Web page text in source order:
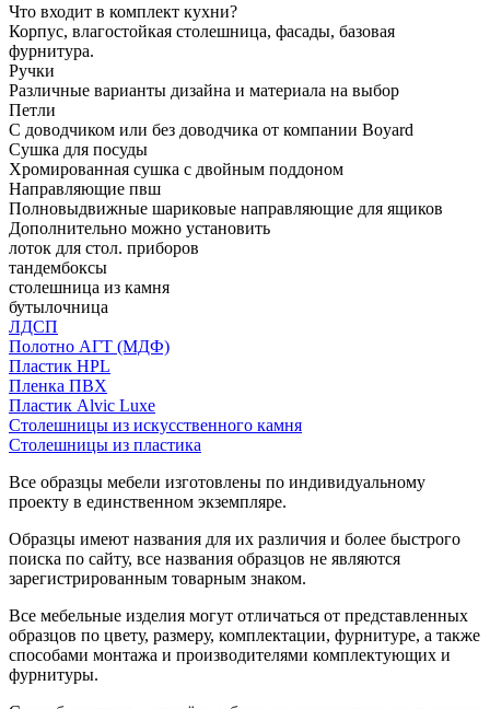
Что входит в комплект кухни?
Корпус, влагостойкая столешница, фасады, базовая
фурнитура.
Ручки
Различные варианты дизайна и материала на выбор
Петли
С доводчиком или без доводчика от компании Boyard
Сушка для посуды
Хромированная сушка с двойным поддоном
Направляющие пвш
Полновыдвижные шариковые направляющие для ящиков
Дополнительно можно установить
лоток для стол. приборов
тандембоксы
столешница из камня
бутылочница
ЛДСП
Полотно АГТ (МДФ)
Пластик HPL
Пленка ПВХ
Пластик Alvic Luxe
Столешницы из искусственного камня
Столешницы из пластика
Все образцы мебели изготовлены по индивидуальному
проекту в единственном экземпляре.
Образцы имеют названия для их различия и более быстрого
поиска по сайту, все названия образцов не являются
зарегистрированным товарным знаком.
Все мебельные изделия могут отличаться от представленных
образцов по цвету, размеру, комплектации, фурнитуре, а также
способами монтажа и производителями комплектующих и
фурнитуры.